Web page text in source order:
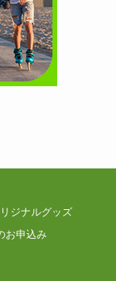
ジナルグッズ
お申込み